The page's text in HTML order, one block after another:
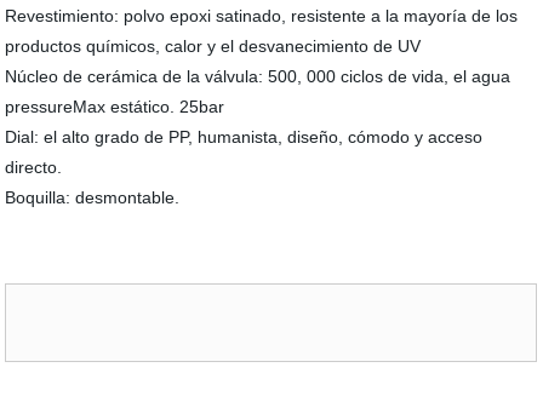
Revestimiento: polvo epoxi satinado, resistente a la mayoría de los
productos químicos, calor y el desvanecimiento de UV
Núcleo de cerámica de la válvula: 500, 000 ciclos de vida, el agua
pressureMax estático. 25bar
Dial: el alto grado de PP, humanista, diseño, cómodo y acceso
directo.
Boquilla: desmontable.